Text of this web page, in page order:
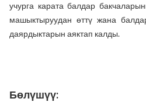
учурга карата балдар
машыктыруудан өттү жана
даярдыктарын аяктап калды.
Бөлүшүү: